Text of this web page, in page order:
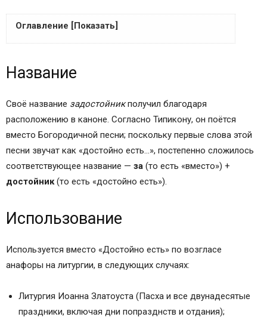
Оглавление [Показать]
Использование
Название
Использование
Ссылки
Появление термина
З. в русской певческой традиции
В греческой традиции
Название
Своё название задостойникполучил благодаря
расположению в каноне. Согласно Типикону, он поётся
вместо Богородичной песни; поскольку первые слова этой
песни звучат как «достойно есть…», постепенно сложилось
соответствующее название — за (то есть «вместо») +
достойник(то есть «достойно есть»).
Использование
Используется вместо «Достойно есть» по возгласе
анафоры на литургии, в следующих случаях:
Литургия Иоанна Златоуста (Пасха и все двунадесятые
праздники, включая дни попразднств и отдания);